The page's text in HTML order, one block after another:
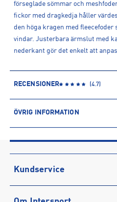
förseglade sömmar och
fickor med dragkedja håller
den höga kragen med
vindar. Justerbara ärmslut med
nederkant gör det enkelt att
RECENSIONER (4.7)
ÖVRIG INFORMATION
Produktnummer: 1518868
Leverantörens produktnummer:
Artikelnummer: 151886802-001
Kundservice